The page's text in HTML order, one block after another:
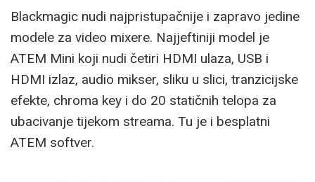
Blackmagic nudi najpristupačnije i zapravo jedine
modele za video mixere. Najjeftiniji model je
ATEM Mini koji nudi četiri HDMI ulaza, USB i
HDMI izlaz, audio mikser, sliku u slici, tranzicijske
efekte, chroma key i do 20 statičnih telopa za
ubacivanje tijekom streama. Tu je i besplatni
ATEM softver.